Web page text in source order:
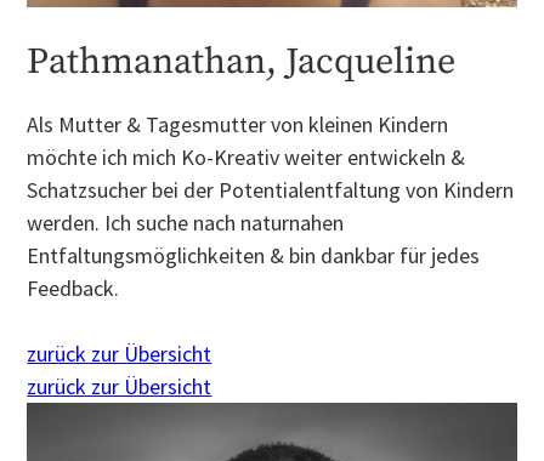
Pathmanathan, Jacqueline
Als Mutter & Tagesmutter von kleinen Kindern
möchte ich mich Ko-Kreativ weiter entwickeln &
Schatzsucher bei der Potentialentfaltung von Kindern
werden. Ich suche nach naturnahen
Entfaltungsmöglichkeiten & bin dankbar für jedes
Feedback.
zurück zur Übersicht
zurück zur Übersicht